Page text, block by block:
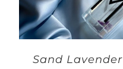
Sand Lavender